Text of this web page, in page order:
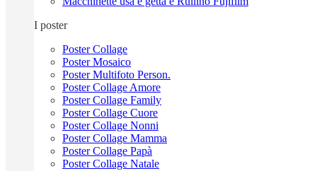
I poster
Poster Collage
Poster Mosaico
Poster Multifoto Person.
Poster Collage Amore
Poster Collage Family
Poster Collage Cuore
Poster Collage Nonni
Poster Collage Mamma
Poster Collage Papà
Poster Collage Natale